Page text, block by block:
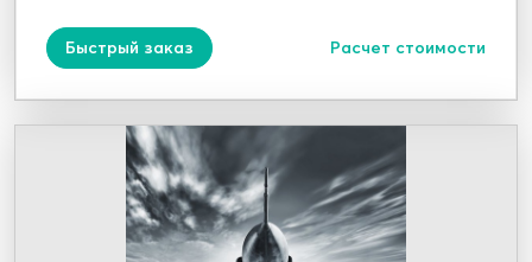
Быстрый заказ Расчет стоимости